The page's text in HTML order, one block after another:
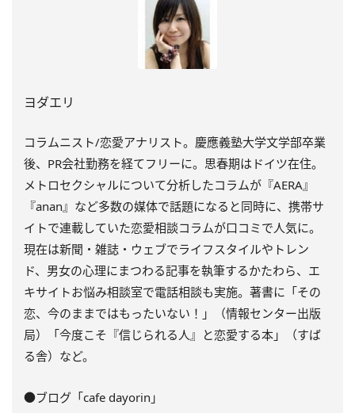
ヨダエリ
コラムニスト/恋愛アナリスト。慶應義塾大学文学部卒業
後、PR会社勤務を経てフリーに。思春期はドイツ在住。
メトロセクシャルについて分析したコラムが『AERA』
『anan』など多数の媒体で話題になると同時に、携帯サ
イトで連載していた恋愛相談コラムが口コミで人気に。
現在は新聞・雑誌・ウェブでライフスタイルやトレン
ド、男女の心理にまつわる記事を執筆するかたわら、エ
キサイトお悩み相談室で電話相談も実施。著書に「その
恋、今のままではもったいない！」（情報センター出版
局）「今度こそ『信じられる人』と恋愛する本」（すば
る舎）など。
●ブログ「cafe dayorin」